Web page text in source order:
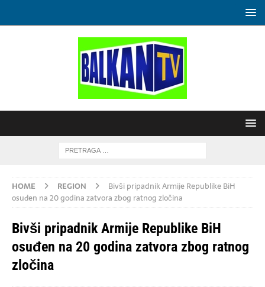
HOME REGION
Bivši pripadnik Armije Republike BiH
osuđen na 20 godina zatvora zbog ratnog zločina
Bivši pripadnik Armije Republike BiH
osuđen na 20 godina zatvora zbog ratnog
zločina